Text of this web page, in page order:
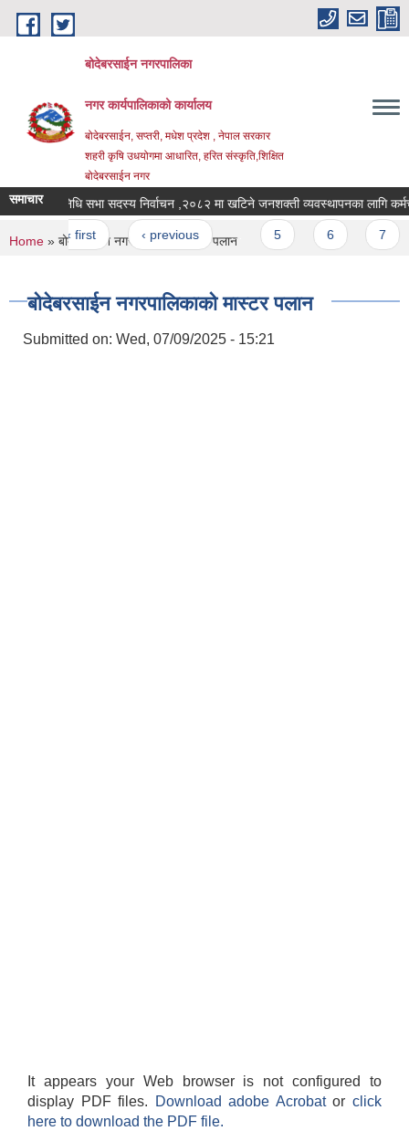
Skip to main content
बोदेबरसाईन नगरपालिका
नगर कार्यपालिकाको कार्यालय
बोदेबरसाईन, सप्तरी, मधेश प्रदेश , नेपाल सरकार
शहरी कृषि उधयोगमा आधारित, हरित संस्कृति,शिक्षित
बोदेबरसाईन नगर
समाचार प्रतिनिधि सभा सदस्य निर्वाचन ,२०८२ मा खटिने जनशक्ती व्यवस्थापनका लागि
Pages
« first ‹ previous …
You are here
Home » बोदेबरसाईन नगरपालिकाको मास्टर पलान
बोदेबरसाईन नगरपालिकाको मास्टर पलान
Submitted on: Wed, 07/09/2025 - 15:21
It appears your Web browser is not configured to
display PDF files.
Download adobe Acrobatorclick
here to download the PDF file.